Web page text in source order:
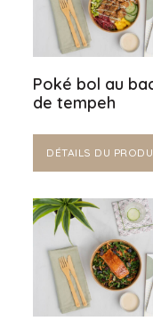
Poké bol au
de tempeh
DÉTAILS DU